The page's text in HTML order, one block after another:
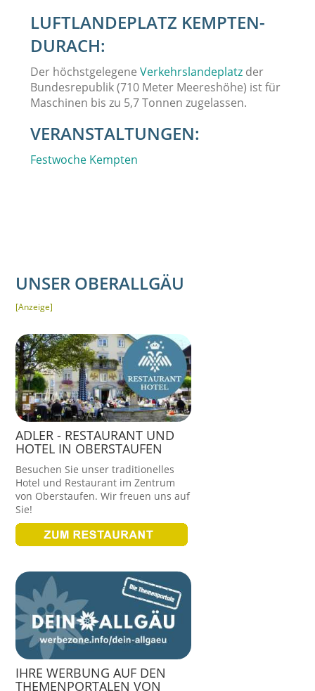
LUFTLANDEPLATZ KEMPTEN-
DURACH:
Der höchstgelegene Verkehrslandeplatzder
Bundesrepublik (710 Meter Meereshöhe) ist für
Maschinen bis zu 5,7 Tonnen zugelassen.
VERANSTALTUNGEN:
Festwoche Kempten
UNSER OBERALLGÄU
[Anzeige]
ADLER - RESTAURANT UND
HOTEL IN OBERSTAUFEN
Besuchen Sie unser traditionelles
Hotel und Restaurant im Zentrum
von Oberstaufen. Wir freuen uns auf
Sie!
IHRE WERBUNG AUF DEN
THEMENPORTALEN VON